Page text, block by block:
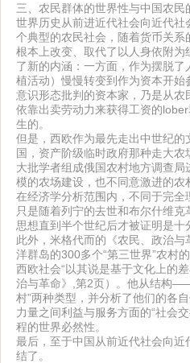
三、农民群体的世界性与中国农民
世界历史从前进近代社会向近代
个典型的农民社会，随着货币关
根本上改变、取代了以人身依附
了新的内涵：一方面，作为摆脱
植活动）慢慢转变到作为资本开
意识形态批判的资本家，乃是从
依靠出卖劳动力来获得工资的
生的。
但是，西欧作为最先走出中世纪的
国，资产阶级临时政府那种走大
大批学者组成俄国农村地方调查
模的农场建设，也不同意激进的
在经济学分析范围内，不同于完全
只是随着列宁的去世和布尔什维
思想直到半个世纪后才被证明是十
此外，米格代而的《农民、政治
洋群岛的300多个“第三世界”农村
西欧社会“以其说是基于文化上的
治与革命》,第2页）。他从结构
村”两种类型，并分析了他们的各
力量之间利益与服务方面的“社会
程的世界必然性。
最后，至于中国从前近代社会向
结了。